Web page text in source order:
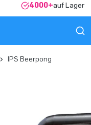
4000+auf Lager
IPS Beerpong